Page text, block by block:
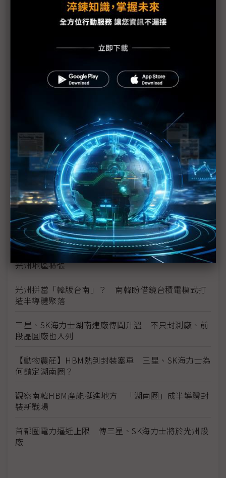
科技1分鐘：全羅道（湖南）半導體聚落
全羅道半導體聚落成形 材料設備生態系薄弱成最大
南韓仿台打造半導體聚落 家登董座：難複製的是供
應鏈文化
三星宣布2,655兆韓元鉅額投資計畫 南韓四大區域
分工成形
打造第二半導體基地 三星、SK海力士砸800兆韓元
增記憶體廠
圖表1分鐘：三星、SK海力士南韓800兆韓元新廠布局
三星、SK地方投資藍圖將揭曉 南韓半導體版圖擬向
光州地區擴張
光州拼當「韓版台南」？ 南韓盼借鏡台積電模式打
造半導體聚落
三星、SK海力士湖南建廠傳聞升溫 不只封測廠、前
段晶圓廠也入列
【動物農莊】HBM熱到封裝塞車 三星、SK海力士為
何鎖定湖南圈？
觀察南韓HBM產能挺進地方 「湖南圈」成半導體封
裝新戰場
首都圈電力逼近上限 傳三星、SK海力士將於光州設
廠